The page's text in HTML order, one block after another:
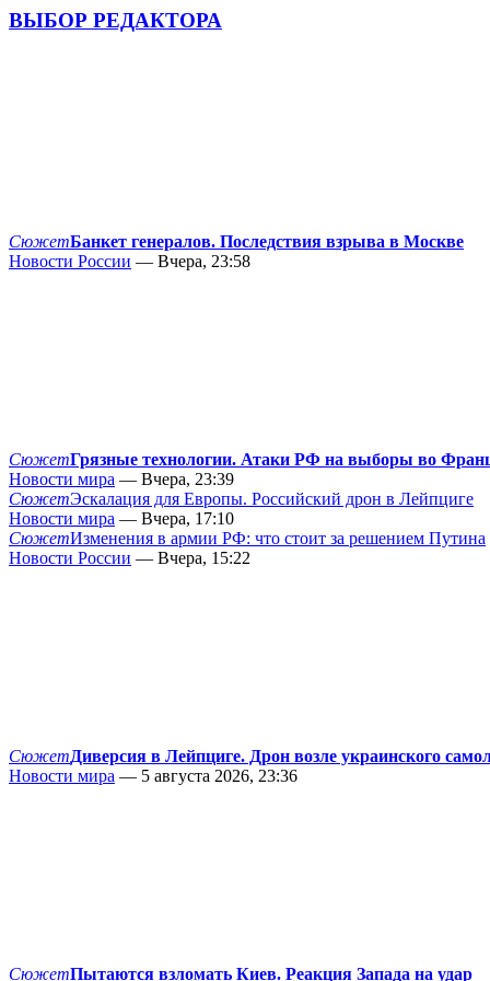
ВЫБОР РЕДАКТОРА
СюжетБанкет генералов. Последствия взрыва в Москве
Новости России — Вчера, 23:58
СюжетГрязные технологии. Атаки РФ на выборы во
Новости мира — Вчера, 23:39
СюжетЭскалация для Европы. Российский дрон в Лейпциге
Новости мира — Вчера, 17:10
СюжетИзменения в армии РФ: что стоит за решением Путина
Новости России — Вчера, 15:22
СюжетДиверсия в Лейпциге. Дрон возле украинского
Новости мира — 5 августа 2026, 23:36
СюжетПытаются взломать Киев. Реакция Запада на удар